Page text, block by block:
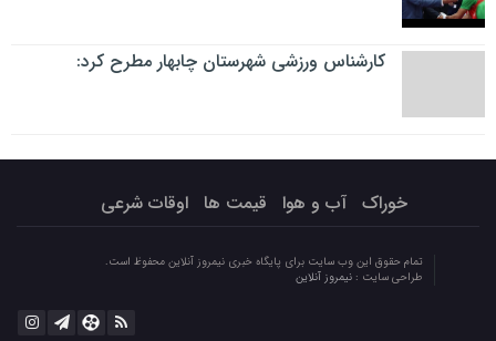
کارشناس ورزشی شهرستان چابهار مطرح کرد:
خوراک آب و هوا قیمت ها اوقات شرعی
تمام حقوق این وب سایت برای پایگاه خبری نیمروز آنلاین محفوظ است.
طراحی سایت : نیمروز آنلاین